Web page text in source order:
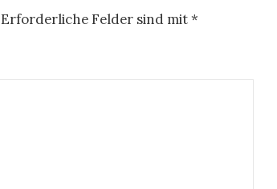
Erforderliche Felder sind mit*